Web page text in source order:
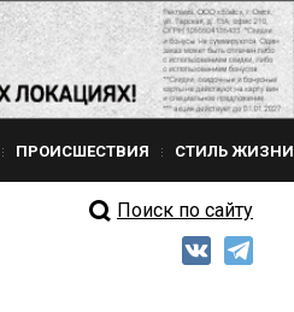
ПРОИСШЕСТВИЯ СТИЛЬ ЖИЗНИ
Поиск по сайту